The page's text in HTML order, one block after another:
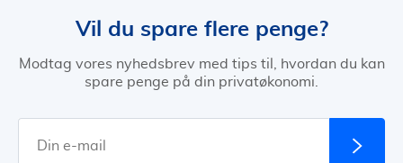
Vil du spare flere penge?
Modtag vores nyhedsbrev med tips til, hvordan du kan
spare penge på din privatøkonomi.